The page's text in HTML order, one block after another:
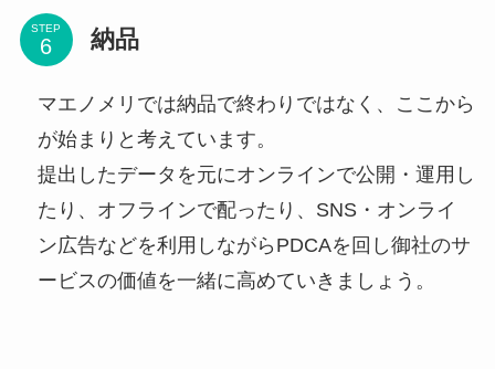
STEP 納品
マエノメリでは納品で終わりではなく、ここから
が始まりと考えています。
提出したデータを元にオンラインで公開・運用し
たり、オフラインで配ったり、SNS・オンライ
ン広告などを利用しながらPDCAを回し御社のサ
ービスの価値を一緒に高めていきましょう。